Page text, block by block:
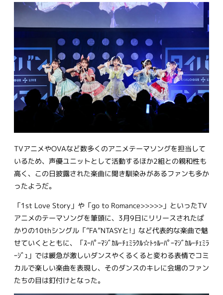
TVアニメやOVAなど数多くのアニメテーマソングを担当して
いるため、声優ユニットとして活動するほか2組との親和性も
高く、この日披露された楽曲に聞き馴染みがあるファンも多か
ったようだ。
「1st Love Story」や「go to Romance>>>>>」といったTV
アニメのテーマソングを筆頭に、3月9日にリリースされたば
かりの10thシングル「”FA”NTASYと!」など代表的な楽曲で魅
せていくとともに、「ｽｰﾊﾟｰﾏｼﾞｶﾙｰﾁｪﾐﾗｸﾙ☆ﾄｩﾙｰﾊﾟｰﾏｼﾞｶﾙｰﾁｪﾐﾗ
ｰｼﾞｭ」では緩急が激しいダンスやくるくると変わる表情でコミ
カルで楽しい楽曲を表現し、そのダンスのキレに会場のファン
たちの目は釘付けとなった。